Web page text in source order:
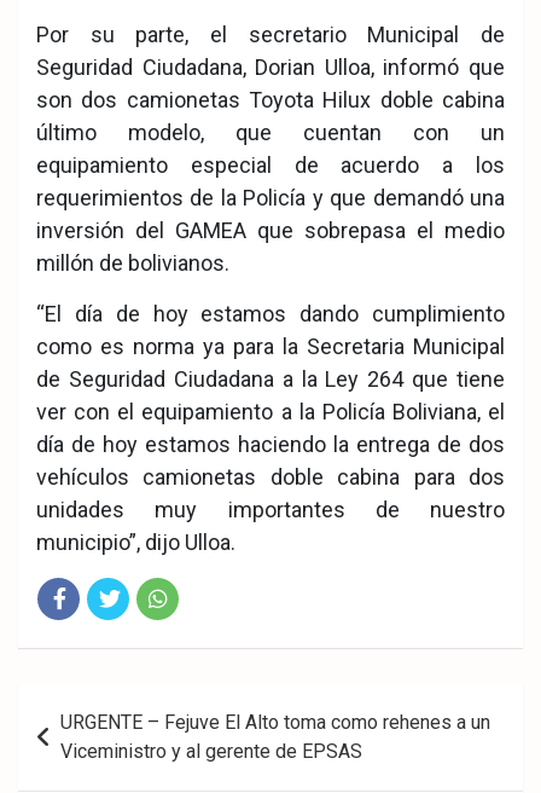
Por su parte, el secretario Municipal de
Seguridad Ciudadana, Dorian Ulloa, informó que
son dos camionetas Toyota Hilux doble cabina
último modelo, que cuentan con un
equipamiento especial de acuerdo a los
requerimientos de la Policía y que demandó una
inversión del GAMEA que sobrepasa el medio
millón de bolivianos.
“El día de hoy estamos dando cumplimiento
como es norma ya para la Secretaria Municipal
de Seguridad Ciudadana a la Ley 264 que tiene
ver con el equipamiento a la Policía Boliviana, el
día de hoy estamos haciendo la entrega de dos
vehículos camionetas doble cabina para dos
unidades muy importantes de nuestro
municipio”, dijo Ulloa.
ook
pp
Navegación
de
URGENTE – Fejuve El Alto toma como rehenes a un
Viceministro y al gerente de EPSAS